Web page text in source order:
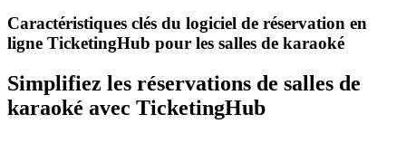
Caractéristiques clés du logiciel de réservation en
ligne TicketingHub pour les salles de karaoké
Simplifiez les réservations de salles de
karaoké avec TicketingHub